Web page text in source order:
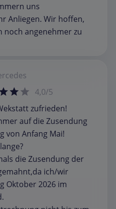
uns
Anliegen. Wir hoffen,
noch angenehmer zu
4,0/5
zufrieden!
auf die Zusendung
von Anfang Mai!
die Zusendung der
ich/wir
Oktober 2026 im